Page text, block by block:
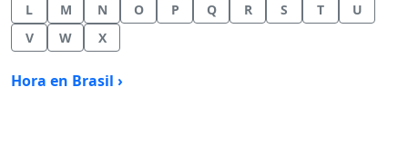
L
M N O P Q R S T
U
V
W X
Hora en Brasil ›